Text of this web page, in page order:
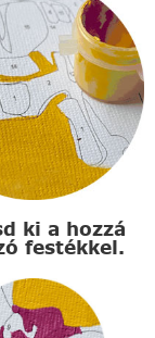
ki a hozzá
festékkel.